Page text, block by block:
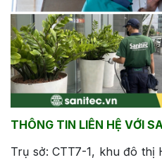
THÔNG TIN LIÊN HỆ VỚI
Trụ sở: CTT7-1, khu đô thị